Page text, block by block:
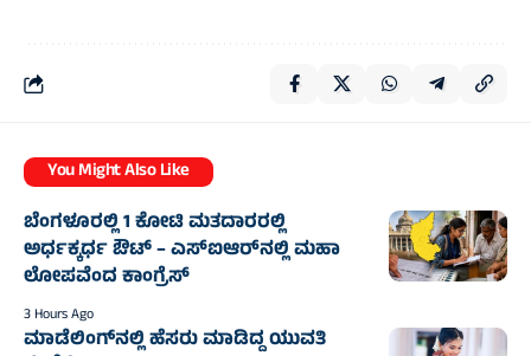
You Might Also Like
ಬೆಂಗಳೂರಲ್ಲಿ 1 ಕೋಟಿ ಮತದಾರರಲ್ಲಿ
ಅರ್ಧಕ್ಕರ್ಧ ಔಟ್ – ಎಸ್‌ಐಆರ್‌ನಲ್ಲಿ ಮಹಾ
ಲೋಪವೆಂದ ಕಾಂಗ್ರೆಸ್
3 Hours Ago
ಮಾಡೆಲಿಂಗ್‌ನಲ್ಲಿ ಹೆಸರು ಮಾಡಿದ್ದ ಯುವತಿ